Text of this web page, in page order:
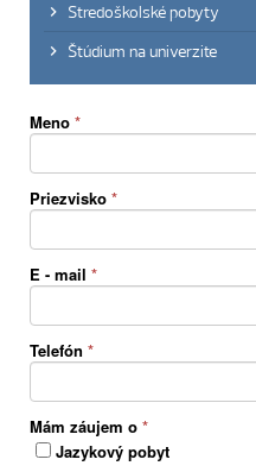
Stredoškolské pobyty
Štúdium na univerzite